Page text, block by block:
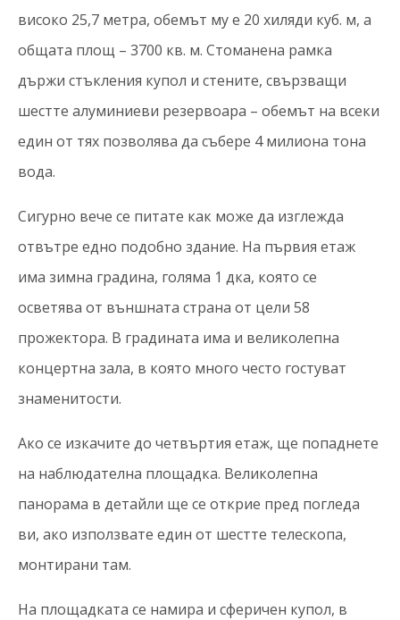
високо 25,7 метра, обемът му е 20 хиляди куб. м, а
общата площ – 3700 кв. м. Стоманена рамка
държи стъкления купол и стените, свързващи
шестте алуминиеви резервоара – обемът на всеки
един от тях позволява да събере 4 милиона тона
вода.
Сигурно вече се питате как може да изглежда
отвътре едно подобно здание. На първия етаж
има зимна градина, голяма 1 дка, която се
осветява от външната страна от цели 58
прожектора. В градината има и великолепна
концертна зала, в която много често гостуват
знаменитости.
Ако се изкачите до четвъртия етаж, ще попаднете
на наблюдателна площадка. Великолепна
панорама в детайли ще се открие пред погледа
ви, ако използвате един от шестте телескопа,
монтирани там.
На площадката се намира и сферичен купол, в